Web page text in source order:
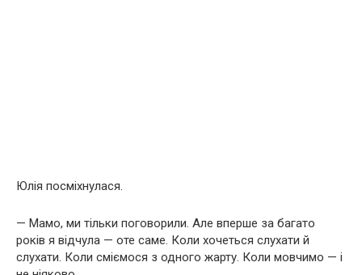
Юлія посміхнулася.
— Мамо, ми тільки поговорили. Але вперше за багато
років я відчула — оте саме. Коли хочеться слухати й
слухати. Коли сміємося з одного жарту. Коли мовчимо — і